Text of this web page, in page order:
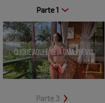
Parte 1
Clique aqui e veja uma prévia
Parte 3